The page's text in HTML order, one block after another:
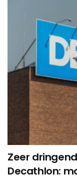
Zeer
Decathlon: